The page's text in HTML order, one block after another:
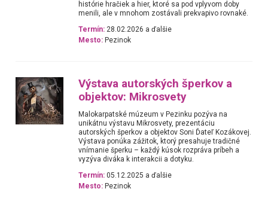
histórie hračiek a hier, ktoré sa pod vplyvom doby
menili, ale v mnohom zostávali prekvapivo rovnaké.
Termín: 28.02.2026 a ďalšie
Mesto: Pezinok
Výstava autorských šperkov a
objektov: Mikrosvety
Malokarpatské múzeum v Pezinku pozýva na
unikátnu výstavu Mikrosvety, prezentáciu
autorských šperkov a objektov Soni Ďateľ Kozákovej.
Výstava ponúka zážitok, ktorý presahuje tradičné
vnímanie šperku – každý kúsok rozpráva príbeh a
vyzýva diváka k interakcii a dotyku.
Termín: 05.12.2025 a ďalšie
Mesto: Pezinok